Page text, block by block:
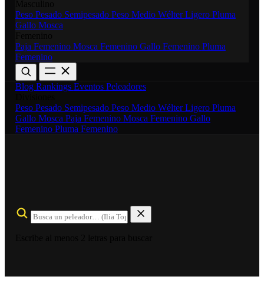
Peso Pesado Semipesado Peso Medio WélterLigero Pluma
Gallo Mosca
Paja Femenino Mosca Femenino Gallo Femenino Pluma
Femenino
Blog Rankings Eventos Peleadores
Peso Pesado Semipesado Peso Medio WélterLigero Pluma
Gallo Mosca Paja Femenino Mosca Femenino Gallo
Femenino Pluma Femenino